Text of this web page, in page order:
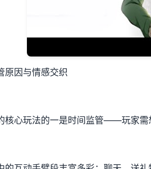
原因与情感交织
核心玩法的一是时间监管——玩家需